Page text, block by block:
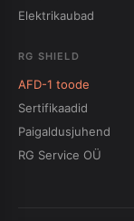
Elektrikaubad
RG SHIELD
AFD-1 toode
Sertifikaadid
Paigaldusjuhend
RG Service OÜ